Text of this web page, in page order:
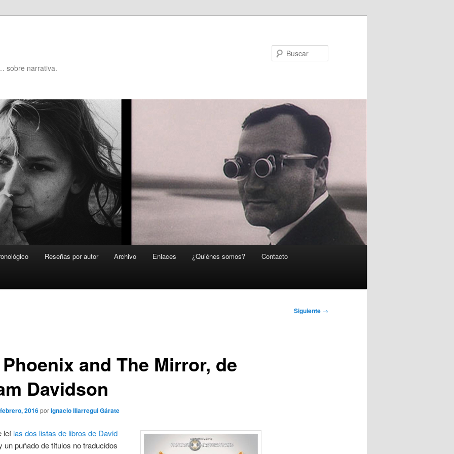
sobre narrativa.
Reseñas por autor Archivo Enlaces ¿Quiénes somos? Contacto
Siguiente →
and The Mirror, de
Davidson
2016porIgnacio Illarregui Gárate
leílas dos listas de libros de David
un puñado de títulos no traducidos